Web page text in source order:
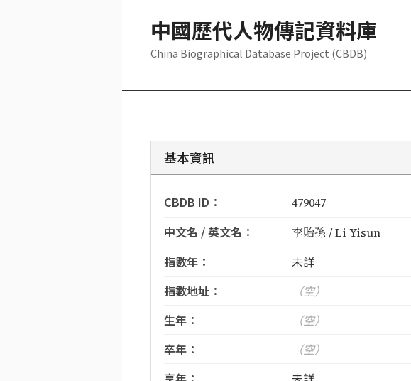
中國歷代人物傳記資料庫
China Biographical Database Project (CBDB)
基本資訊
CBDB ID： 479047
中文名 / 英文名： 李貽孫 / Li Yisun
指數年：
未詳
指數地址：
（空）
生年：
（空）
卒年：
（空）